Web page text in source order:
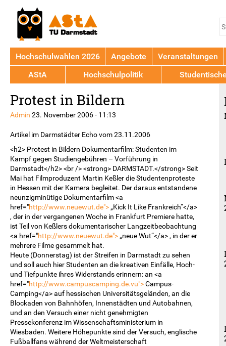
to
top
Protest in Bildern
Admin 23. November 2006 - 11:13
Artikel im Darmstädter Echo vom 23.11.2006
<h2> Protest in Bildern Dokumentarfilm: Studenten im
Kampf gegen Studiengebühren – Vorführung in
Darmstadt</h2> <br /> <strong> DARMSTADT.</strong> Seit
Mai hat Filmproduzent Martin Keßler die Studentenproteste
in Hessen mit der Kamera begleitet. Der daraus entstandene
neunzigminütige Dokumentarfilm <a
href="http://www.neuewut.de"> „Kick It Like Frankreich“</a>
, der in der vergangenen Woche in Frankfurt Premiere hatte,
ist Teil von Keßlers dokumentarischer Langzeitbeobachtung
<a href="http://www.neuewut.de"> „neue Wut“</a> , in der er
mehrere Filme gesammelt hat.
Heute (Donnerstag) ist der Streifen in Darmstadt zu sehen
und soll auch hier Studenten an die kreativen Einfälle, Hoch-
und Tiefpunkte ihres Widerstands erinnern: an <a
href="http://www.campuscamping.de.vu">Campus-
Camping</a> auf hessischen Universitätsgeländen, an die
Blockaden von Bahnhöfen, Innenstädten und Autobahnen,
und an den Versuch einer nicht genehmigten
Pressekonferenz im Wissenschaftsministerium in
Wiesbaden. Weitere Höhepunkte sind der Versuch, englische
Fußballfans während der Weltmeisterschaft
Hochschulwahlen 2026 Angebote
Veranstaltungen
AStA
Hochschulpolitik